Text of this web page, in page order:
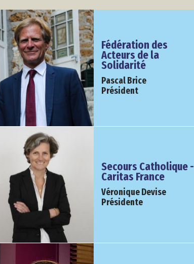
Fédération des
Acteurs de la
Solidarité
Pascal Brice
Président
Secours Catholique -
Caritas France
Véronique Devise
Présidente